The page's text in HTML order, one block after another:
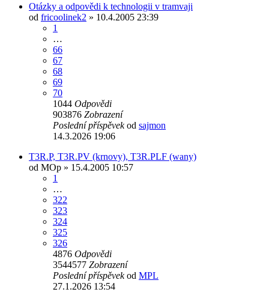
Otázky a odpovědi k technologii v tramvaji
od fricoolinek2 » 10.4.2005 23:39
1
…
66
67
68
69
70
1044 Odpovědi
903876 Zobrazení
Poslední příspěvekod sajmon
14.3.2026 19:06
T3R.P, T3R.PV (krnovy), T3R.PLF (wany)
od MOp » 15.4.2005 10:57
1
…
322
323
324
325
326
4876 Odpovědi
3544577 Zobrazení
Poslední příspěvekod MPL
27.1.2026 13:54